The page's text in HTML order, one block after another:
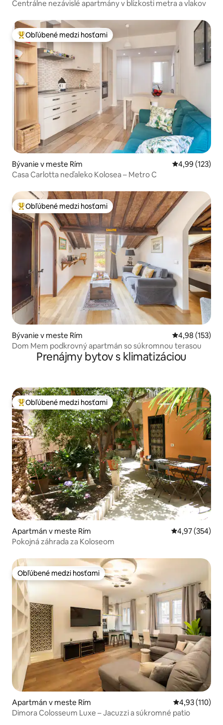
Centrálne nezávislé apartmány v blízkosti metra a vlakov
Najobľúbenejšie medzi hosťami
Obľúbené medzi hosťami
Bývanie v meste Rím Priemerné
4,99 (123)
Casa Carlotta neďaleko Kolosea – Metro C
Najobľúbenejšie medzi hosťami
Obľúbené medzi hosťami
Bývanie v meste Rím Priemerné
4,98 (153)
Dom Mem podkrovný apartmán so súkromnou terasou
Prenájmy bytov s klimatizáciou
Najobľúbenejšie medzi hosťami
Obľúbené medzi hosťami
Apartmán v meste Rím Priemerné
4,97 (354)
Pokojná záhrada za Koloseom
Obľúbené medzi hosťami
Obľúbené medzi hosťami
Apartmán v meste Rím Priemerné
4,93 (110)
Dimora Colosseum Luxe – Jacuzzi a súkromné patio